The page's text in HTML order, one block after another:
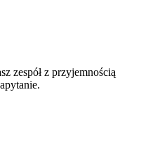
zespół z przyjemnością